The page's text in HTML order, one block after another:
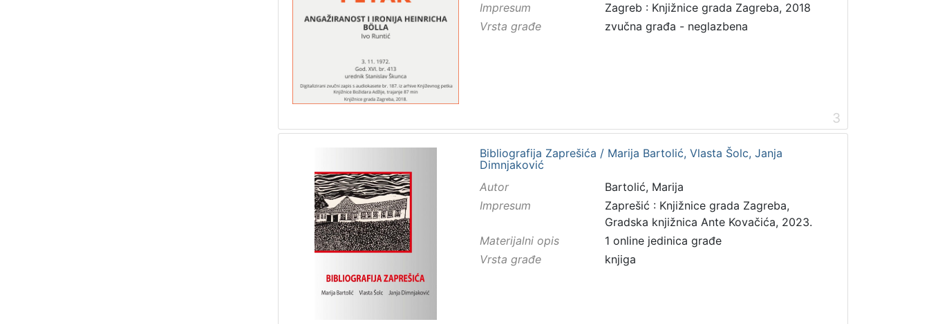
Impresum
Zagreb : Knjižnice grada Zagreba, 2018
Vrsta građe
zvučna građa - neglazbena
3
Bibliografija Zaprešića / Marija Bartolić, Vlasta Šolc, Janja
Dimnjaković
Autor
Bartolić, Marija
Impresum
Zaprešić : Knjižnice grada Zagreba,
Gradska knjižnica Ante Kovačića, 2023.
Materijalni opis
1 online jedinica građe
Vrsta građe
knjiga